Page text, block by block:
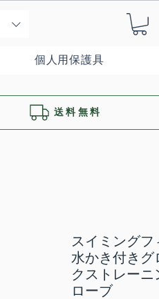
個人用保護具
送料無料
スイミング
水かき付きグ
クストレー
ローブ